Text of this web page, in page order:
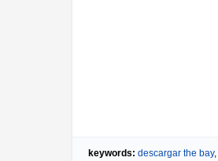
keywords: descargar the bay,